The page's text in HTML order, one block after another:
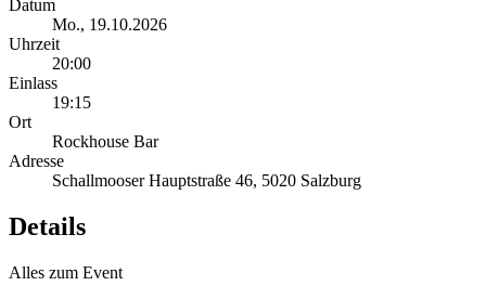
Datum
Mo., 19.10.2026
Uhrzeit
20:00
Einlass
19:15
Ort
Rockhouse Bar
Adresse
Schallmooser Hauptstraße 46, 5020 Salzburg
Details
Alles zum Event